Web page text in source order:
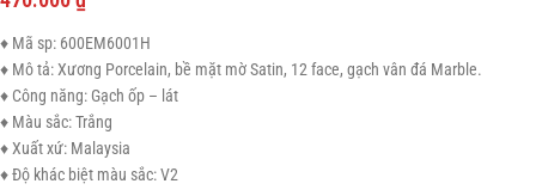
♦ Mã sp: 600EM6001H
♦ Mô tả: Xương Porcelain, bề mặt mờ Satin, 12 face, gạch vân đá Marble.
♦ Công năng: Gạch ốp – lát
♦ Màu sắc: Trắng
♦ Xuất xứ: Malaysia
♦ Độ khác biệt màu sắc: V2